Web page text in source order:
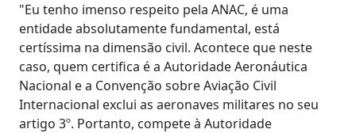
"Eu tenho imenso respeito pela ANAC, é uma
entidade absolutamente fundamental, está
certíssima na dimensão civil. Acontece que neste
caso, quem certifica é a Autoridade Aeronáutica
Nacional e a Convenção sobre Aviação Civil
Internacional exclui as aeronaves militares no seu
artigo 3º. Portanto, compete à Autoridade